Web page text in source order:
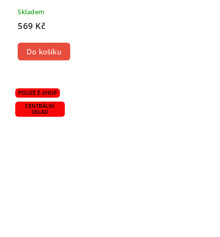
Skladem
569 Kč
Do košíku
POUZE E-SHOP
CENTRÁLNÍ
SKLAD